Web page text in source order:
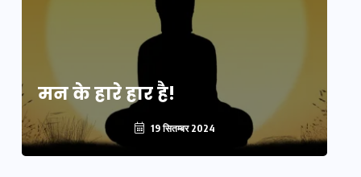
मन के हारे हार है!
19 सितम्बर 2024